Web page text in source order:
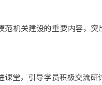
机关建设的重要内容，突
课堂，引导学员积极交流